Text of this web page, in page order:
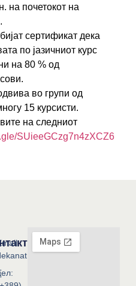
на почетокот на
сертификат дека
по јазичниот курс
на 80 % од
во групи од
15 курсисти.
на следниот
SUieeGCzg7n4zXCZ6